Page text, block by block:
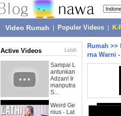
Video Rumah Populer Videos K-
Active Videos Lebih
Sampai L
antunkan
Adzan! Ir
manputra
S...
Weird Ge
nius - Lat
Rumah >>
rna Warni